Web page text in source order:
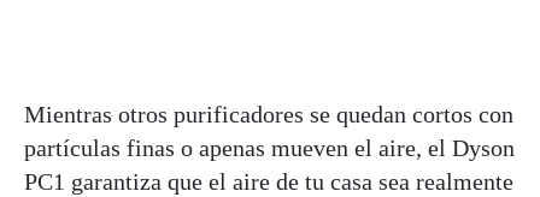
Mientras otros purificadores se quedan cortos con
partículas finas o apenas mueven el aire, el Dyson
PC1 garantiza que el aire de tu casa sea realmente